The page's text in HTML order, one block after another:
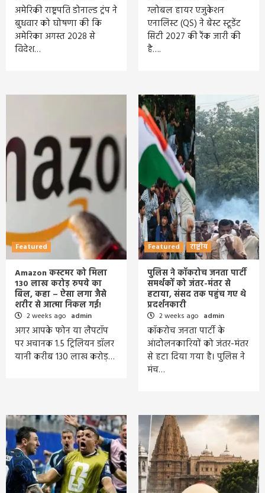
अमेरिकी राष्ट्रपति डोनाल्ड ट्रंप ने
बुधवार को घोषणा की कि
अमेरिका अगस्त 2028 से
विदेश…
ग्लोबल हायर एजुकेशन
एनालिस्ट (QS) ने बेस्ट स्टूडेंट
सिटी 2027 की रैंक जारी की
है….
Featured
Amazon कस्टमर को मिला
130 लाख करोड़ रुपये का
बिल, कहा – ऐसा लगा जैसे
शरीर से आत्मा निकल गई!
2 weeks ago admin
अगर आपके फोन या लैपटॉप
पर अचानक 1.5 ट्रिलियन डॉलर
यानी करीब 130 लाख करोड़…
Featured राष्ट्रीय
पुलिस ने कॉकरोच जनता पार्टी
समर्थकों को जंतर-मंतर से
हटाया, संसद तक पहुंच गए थे
प्रदर्शनकारी
2 weeks ago admin
कॉकरोच जनता पार्टी के
आंदोलनकारियों को जंतर-मंतर
से हटा दिया गया है। पुलिस ने
मंच…